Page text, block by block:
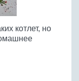
котлет, но